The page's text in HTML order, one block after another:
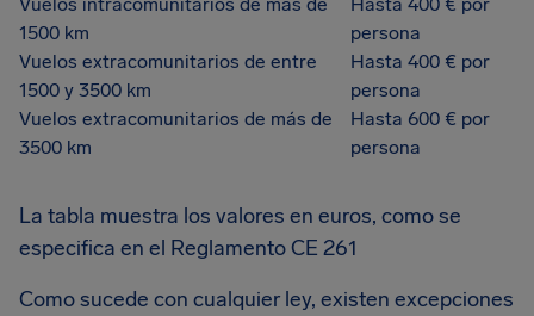
1500 km
persona
Vuelos extracomunitarios de entre
1500 y 3500 km
Hasta 400 € por
persona
Vuelos extracomunitarios de más de
3500 km
Hasta 600 € por
persona
La tabla muestra los valores en euros, como se
especifica en el Reglamento CE 261
Como sucede con cualquier ley, existen excepciones